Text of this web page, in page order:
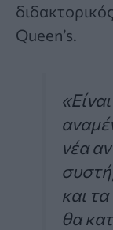
Queen’s.
νέα
και
θα